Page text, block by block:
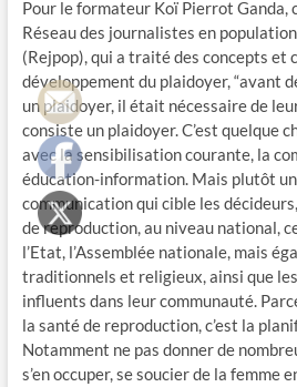
Pour le formateur Koï Pierrot Ganda,
Réseau des journalistes en
(Rejpop), qui a traité des concepts et
développement du plaidoyer, “avant
un plaidoyer, il était nécessaire de
consiste un plaidoyer. C’est quelque
avec la sensibilisation courante, la
éducation-information. Mais plutôt
communication qui cible les
de reproduction, au niveau national,
l’Etat, l’Assemblée nationale, mais
traditionnels et religieux, ainsi que
influents dans leur communauté.
la santé de reproduction, c’est la
Notamment ne pas donner de
s’en occuper, se soucier de la femme